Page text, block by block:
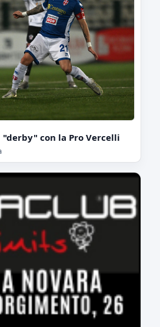
"derby" con la Pro Vercelli